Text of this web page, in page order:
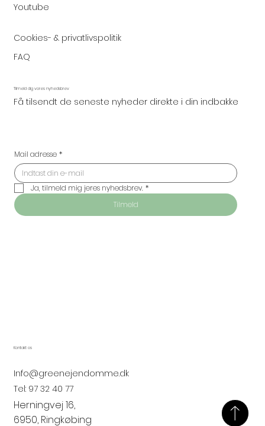
Youtube
Cookies- & privatlivspolitik
FAQ
Tilmeld dig vores nyhedsbrev
Få tilsendt de seneste nyheder direkte i din indbakke
Mail adresse *
Ja, tilmeld mig jeres nyhedsbrev. *
Tilmeld
Kontakt os
Info@greenejendomme.dk
Tel: 97 32 40 77
Herningvej 16,
6950, Ringkøbing